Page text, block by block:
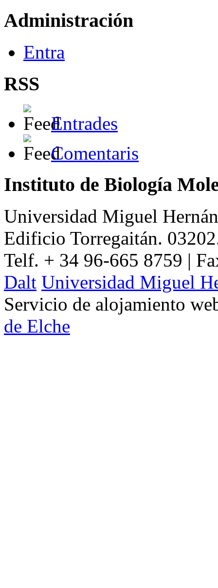
Administración
Entra
RSS
Entrades
Comentaris
Instituto de Biología
Universidad Miguel
Edificio Torregaitán.
Telf. + 34 96-665 8759 |
Dalt Universidad Miguel
Servicio de alojamiento
de Elche